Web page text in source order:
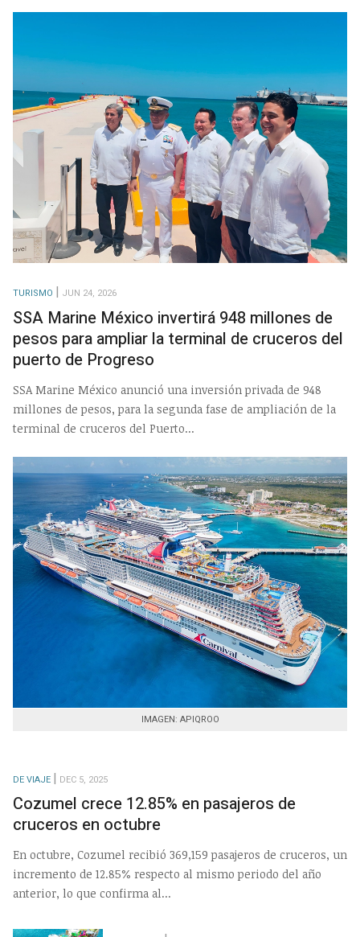
TURISMO JUN 24, 2026
SSA Marine México invertirá 948 millones de
pesos para ampliar la terminal de cruceros del
puerto de Progreso
SSA Marine México anunció una inversión privada de 948
millones de pesos, para la segunda fase de ampliación de la
terminal de cruceros del Puerto...
IMAGEN: APIQROO
DE VIAJE DEC 5, 2025
Cozumel crece 12.85% en pasajeros de
cruceros en octubre
En octubre, Cozumel recibió 369,159 pasajeros de cruceros, un
incremento de 12.85% respecto al mismo periodo del año
anterior, lo que confirma al...